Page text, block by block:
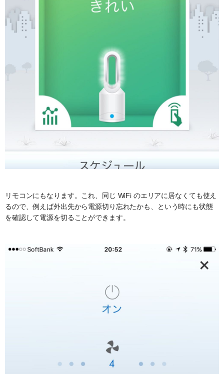
リモコンにもなります。これ、同じ WiFi のエリアに居なくても使え
るので、例えば外出先から電源切り忘れたかも、という時にも状態
を確認して電源を切ることができます。